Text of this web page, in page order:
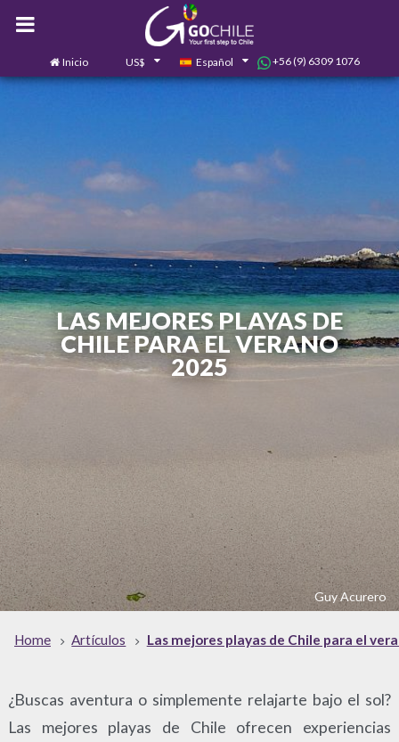
Inicio US$ Español +56 (9) 6309 1076
LAS MEJORES PLAYAS DE
CHILE PARA EL VERANO
2025
Guy Acurero
Home Artículos Las mejores playas de Chile para el
¿Buscas aventura o simplemente relajarte bajo el sol?
Las mejores playas de Chile ofrecen experiencias